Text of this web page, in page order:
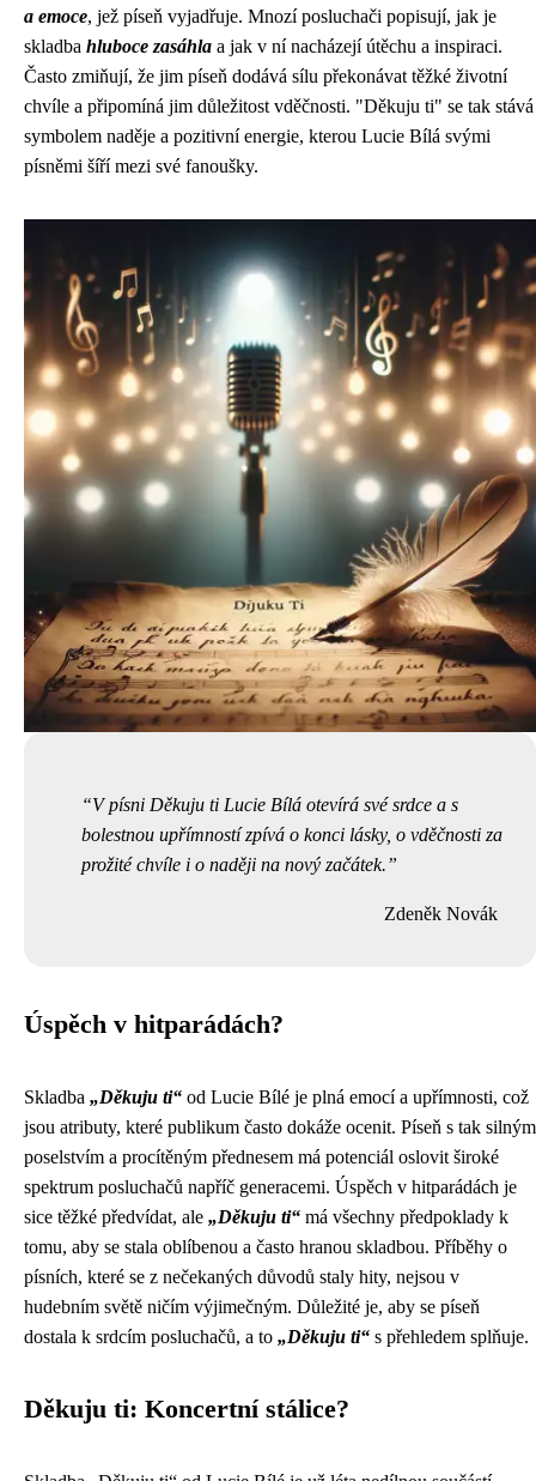
a emoce, jež píseň vyjadřuje. Mnozí posluchači popisují, jak je
skladba hluboce zasáhla a jak v ní nacházejí útěchu a inspiraci.
Často zmiňují, že jim píseň dodává sílu překonávat těžké životní
chvíle a připomíná jim důležitost vděčnosti. "Děkuju ti" se tak stává
symbolem naděje a pozitivní energie, kterou Lucie Bílá svými
písněmi šíří mezi své fanoušky.
V písni Děkuju ti Lucie Bílá otevírá své srdce a s
bolestnou upřímností zpívá o konci lásky, o vděčnosti za
prožité chvíle i o naději na nový začátek.
Zdeněk Novák
Úspěch v hitparádách?
Skladba „Děkuju ti“ od Lucie Bílé je plná emocí a upřímnosti, což
jsou atributy, které publikum často dokáže ocenit. Píseň s tak silným
poselstvím a procítěným přednesem má potenciál oslovit široké
spektrum posluchačů napříč generacemi. Úspěch v hitparádách je
sice těžké předvídat, ale „Děkuju ti“ má všechny předpoklady k
tomu, aby se stala oblíbenou a často hranou skladbou. Příběhy o
písních, které se z nečekaných důvodů staly hity, nejsou v
hudebním světě ničím výjimečným. Důležité je, aby se píseň
dostala k srdcím posluchačů, a to „Děkuju ti“ s přehledem splňuje.
Děkuju ti: Koncertní stálice?